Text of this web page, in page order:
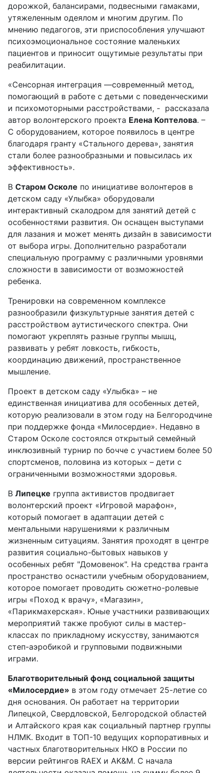
дорожкой, балансирами, подвесными гамаками,
утяжеленным одеялом и многим другим. По
мнению педагогов, эти приспособления улучшают
психоэмоциональное состояние маленьких
пациентов и приносит ощутимые результаты при
реабилитации.
«Сенсорная интеграция —современный метод,
помогающий в работе с детьми с поведенческими
и психомоторными расстройствами, - рассказала
автор волонтерского проекта Елена Коптелова. –
С оборудованием, которое появилось в центре
благодаря гранту «Стального дерева», занятия
стали более разнообразными и повысилась их
эффективность».
В Старом Осколе по инициативе волонтеров в
детском саду «Улыбка» оборудовали
интерактивный скалодром для занятий детей с
особенностями развития. Он оснащен выступами
для лазания и может менять дизайн в зависимости
от выбора игры. Дополнительно разработали
специальную программу с различными уровнями
сложности в зависимости от возможностей
ребенка.
Тренировки на современном комплексе
разнообразили физкультурные занятия детей с
расстройством аутистического спектра. Они
помогают укреплять разные группы мышц,
развивать у ребят ловкость, гибкость,
координацию движений, пространственное
мышление.
Проект в детском саду «Улыбка» – не
единственная инициатива для особенных детей,
которую реализовали в этом году на Белгородчине
при поддержке фонда «Милосердие». Недавно в
Старом Осколе состоялся открытый семейный
инклюзивный турнир по бочче с участием более 50
спортсменов, половина из которых – дети с
ограниченными возможностями здоровья.
В Липецке группа активистов продвигает
волонтерский проект «Игровой марафон»,
который помогает в адаптации детей с
ментальными нарушениями к различным
жизненным ситуациям. Занятия проходят в центре
развития социально-бытовых навыков у
особенных ребят "Домовенок". На средства гранта
пространство оснастили учебным оборудованием,
которое помогает проводить сюжетно-ролевые
игры «Поход к врачу», «Магазин»,
«Парикмахерская». Юные участники развивающих
мероприятий также пробуют силы в мастер-
классах по прикладному искусству, занимаются
степ-аэробикой и групповыми подвижными
играми.
Благотворительный фонд социальной защиты
«Милосердие» в этом году отмечает 25-летие со
дня основания. Он работает на территории
Липецкой, Свердловской, Белгородской областей
и Алтайского края как социальный партнер группы
НЛМК. Входит в ТОП-10 ведущих корпоративных и
частных благотворительных НКО в России по
версии рейтингов RAEX и AK&M. С начала